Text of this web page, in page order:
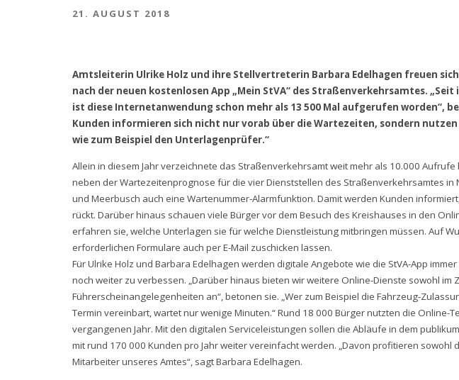
21. AUGUST 2018
Amtsleiterin Ulrike Holz und ihre Stellvertreterin Barbara Edelhagen freuen
nach der neuen kostenlosen App „Mein StVA“ des Straßenverkehrsamtes.
ist diese Internetanwendung schon mehr als 13 500 Mal aufgerufen worden“,
Kunden informieren sich nicht nur vorab über die Wartezeiten, sondern
wie zum Beispiel den Unterlagenprüfer.“
Allein in diesem Jahr verzeichnete das Straßenverkehrsamt weit mehr als 10.000 Aufrufe
neben der Wartezeitenprognose für die vier Dienststellen des Straßenverkehrsamtes in
und Meerbusch auch eine Wartenummer-Alarmfunktion. Damit werden Kunden
rückt. Darüber hinaus schauen viele Bürger vor dem Besuch des Kreishauses in den
erfahren sie, welche Unterlagen sie für welche Dienstleistung mitbringen müssen. Auf
erforderlichen Formulare auch per E-Mail zuschicken lassen.
Für Ulrike Holz und Barbara Edelhagen werden digitale Angebote wie die StVA-App
noch weiter zu verbessen. „Darüber hinaus bieten wir weitere Online-Dienste sowohl im
Führerscheinangelegenheiten an“, betonen sie. „Wer zum Beispiel die Fahrzeug-
Termin vereinbart, wartet nur wenige Minuten.“ Rund 18 000 Bürger nutzten die Online-
vergangenen Jahr. Mit den digitalen Serviceleistungen sollen die Abläufe in dem
mit rund 170 000 Kunden pro Jahr weiter vereinfacht werden. „Davon profitieren sowohl
Mitarbeiter unseres Amtes“, sagt Barbara Edelhagen.